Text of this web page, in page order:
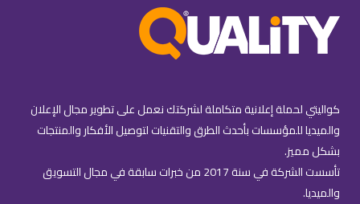
كواليتي لحملة إعلانية متكاملة لشركتك نعمل على تطوير مجال الإعلان
والميديا للمؤسسات بأحدث الطرق والتقنيات لتوصيل الأفكار والمنتجات
بشكل مميز.
تأسست الشركة في سنة 2017 من خبرات سابقة في مجال التسويق
والميديا.